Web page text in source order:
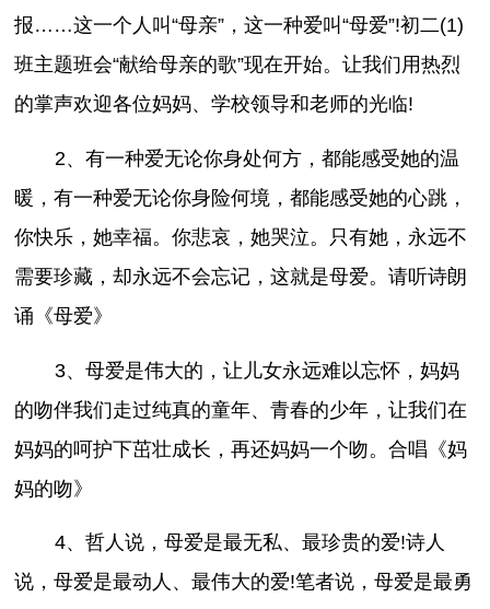
报……这一个人叫“母亲”，这一种爱叫“母爱”!初二(1)
班主题班会“献给母亲的歌”现在开始。让我们用热烈
的掌声欢迎各位妈妈、学校领导和老师的光临!
2、有一种爱无论你身处何方，都能感受她的温
暖，有一种爱无论你身险何境，都能感受她的心跳，
你快乐，她幸福。你悲哀，她哭泣。只有她，永远不
需要珍藏，却永远不会忘记，这就是母爱。请听诗朗
诵《母爱》
3、母爱是伟大的，让儿女永远难以忘怀，妈妈
的吻伴我们走过纯真的童年、青春的少年，让我们在
妈妈的呵护下茁壮成长，再还妈妈一个吻。合唱《妈
妈的吻》
4、哲人说，母爱是最无私、最珍贵的爱!诗人
说，母爱是最动人、最伟大的爱!笔者说，母爱是最勇